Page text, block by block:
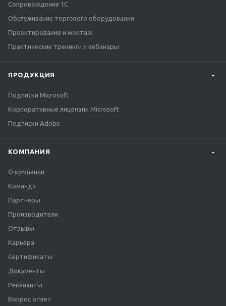
Сопровождение 1С
Обслуживание торгового оборудования
Проектирование и монтаж
Практические тренинги и вебинары
ПРОДУКЦИЯ
Подписки Microsoft
Корпоративные лицензии Microsoft
Подписки Adobe
КОМПАНИЯ
О компании
Команда
Партнеры
Производители
Отзывы
Карьера
Сертификаты
Документы
Реквизиты
Вопрос ответ